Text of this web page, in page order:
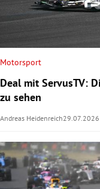
Motorsport
Deal mit ServusTV:
zu sehen
Andreas Heidenreich29.07.2026